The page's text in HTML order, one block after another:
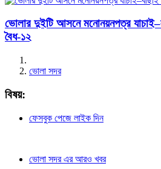
ভোলার দুইটি আসনে মনোনয়নপত্র
বৈধ-১২
ভোলা সদর
বিষয়:
ফেসবুক পেজে লাইক দিন
ভোলা সদর এর আরও খবর